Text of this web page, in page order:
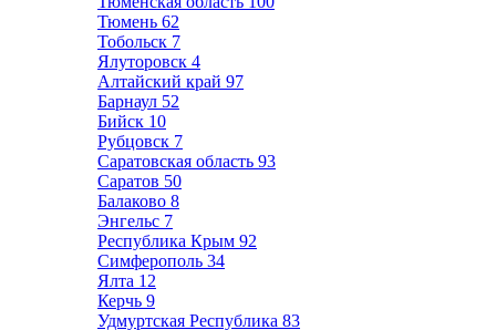
Тюмень 62
Тобольск 7
Ялуторовск 4
Алтайский край 97
Барнаул 52
Бийск 10
Рубцовск 7
Саратовская область 93
Саратов 50
Балаково 8
Энгельс 7
Республика Крым 92
Симферополь 34
Ялта 12
Керчь 9
Удмуртская Республика 83